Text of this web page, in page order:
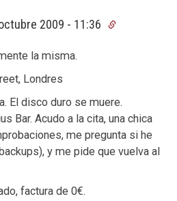
2009 - 11:36
la misma.
Londres
El disco duro se muere.
Bar. Acudo a la cita, una chica
me pregunta si he
y me pide que vuelva al
factura de 0€.